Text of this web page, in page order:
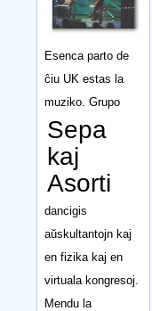
Esenca parto de
ĉiu UK estas la
muziko. Grupo
Sepa
kaj
Asorti
dancigis
aŭskultantojn kaj
en fizika kaj en
virtuala kongresoj.
Mendu la